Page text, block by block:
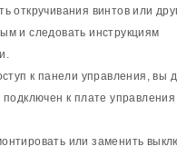
откручивания винтов или
и следовать инструкциям
к панели управления, вы
к плате управления
или заменить